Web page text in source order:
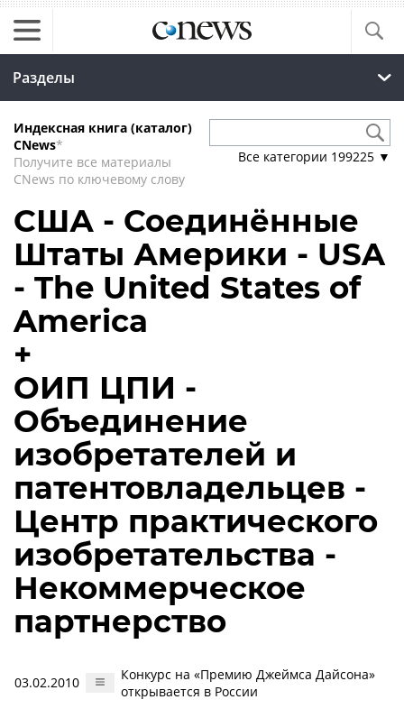
Разделы
Индексная книга (каталог)
CNews*
Получите все материалы
CNews по ключевому слову
Все категории 199225 ▼
США - Соединённые
Штаты Америки - USA
- The United States of
America
+
ОИП ЦПИ -
Объединение
изобретателей и
патентовладельцев -
Центр практического
изобретательства -
Некоммерческое
партнерство
03.02.2010
Конкурс на «Премию Джеймса Дайсона»
открывается в России